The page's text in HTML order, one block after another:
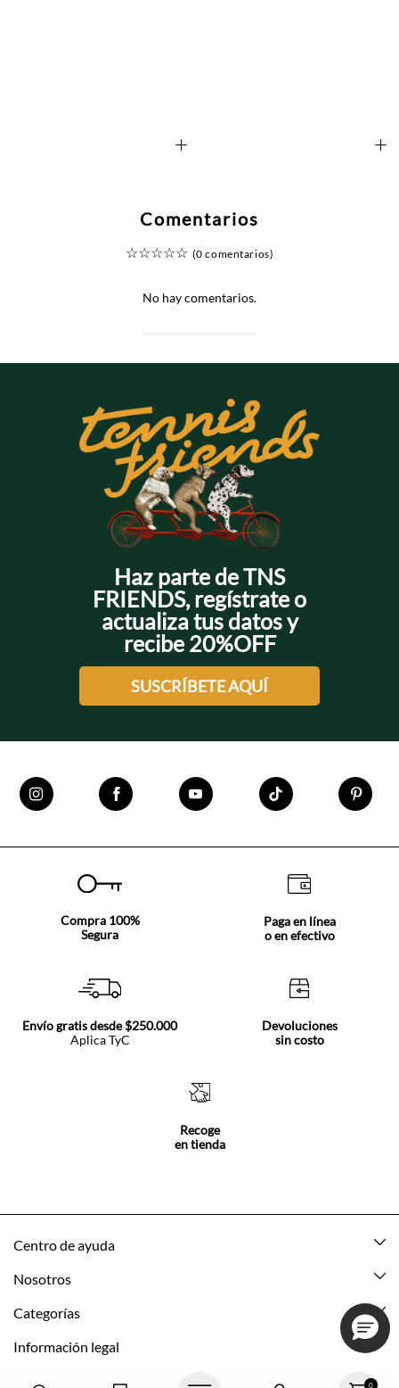
0
+ +
Comentarios
☆☆☆☆☆ (0 comentarios)
No hay comentarios.
Haz parte de TNS
FRIENDS, regístrate o
actualiza tus datos y
recibe 20%OFF
SUSCRÍBETE AQUÍ
Compra 100%
Segura
Paga en línea
o en efectivo
Envío gratis desde $250.000
Aplica TyC
Devoluciones
sin costo
Recoge
en tienda
Centro de ayuda
Mis pedidos
Nosotros
Acerca de Tennis
Categorías
Nuevo
Información legal